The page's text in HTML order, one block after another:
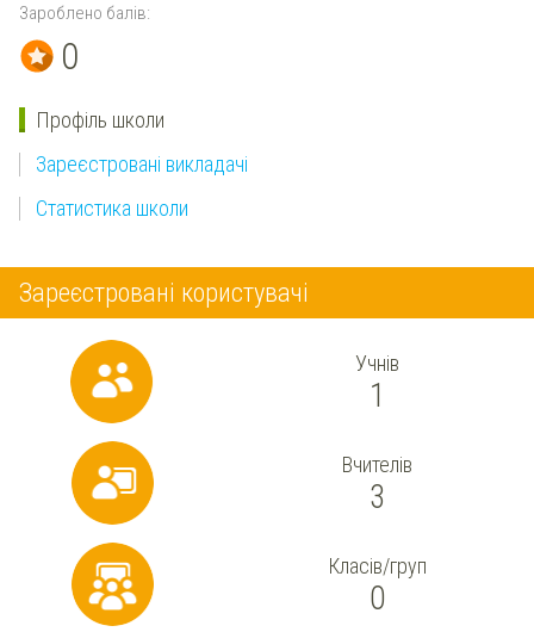
Зароблено балів:
0
Профіль школи
Зареєстровані викладачі
Статистика школи
Зареєстровані користувачі
Учнів
1
Вчителів
3
Класів/груп
0